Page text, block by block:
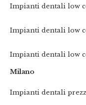
Impianti dentali low
Impianti dentali low
Impianti dentali low
Milano
Impianti dentali